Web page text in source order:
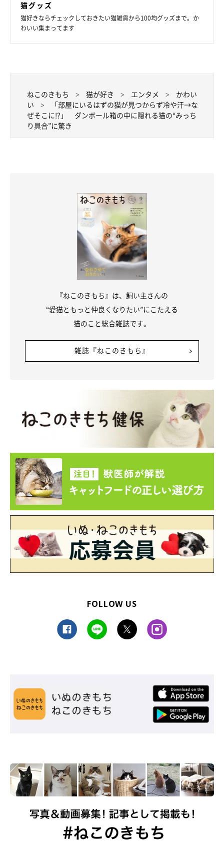
猫グッズ
猫好きならチェックしておきたい猫雑貨から100均グッズまで。か
わいい集まってます
ねこのきもち 猫が好き エンタメ
かわい
い
「部屋にいるはずの猫が見つからず冷や汗→な
ぜそこに!?」 ダンボール箱の中に隠れる猫の“みっち
り具合”に驚き
『ねこのきもち』は、飼い主さんの
“愛猫ともっと仲良くなりたい”にこたえる
猫のこと総合雑誌です。
雑誌『ねこのきもち』
FOLLOW US